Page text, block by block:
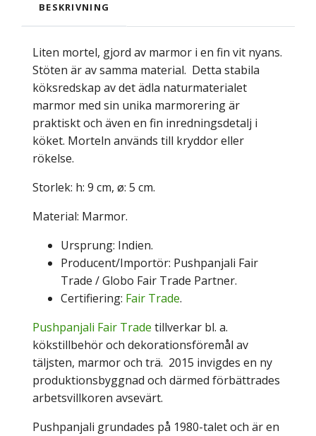
BESKRIVNING
Liten mortel, gjord av marmor i en fin vit nyans.
Stöten är av samma material. Detta stabila
köksredskap av det ädla naturmaterialet
marmor med sin unika marmorering är
praktiskt och även en fin inredningsdetalj i
köket. Morteln används till kryddor eller
rökelse.
Storlek: h: 9 cm, ø: 5 cm.
Material: Marmor.
Ursprung: Indien.
Producent/Importör: Pushpanjali Fair
Trade / Globo Fair Trade Partner.
Certifiering: Fair Trade.
Pushpanjali Fair Trade tillverkar bl. a.
kökstillbehör och dekorationsföremål av
täljsten, marmor och trä. 2015 invigdes en ny
produktionsbyggnad och därmed förbättrades
arbetsvillkoren avsevärt.
Pushpanjali grundades på 1980-talet och är en